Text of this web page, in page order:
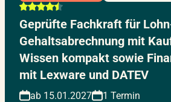
Geprüfte Fachkraft für
Gehaltsabrechnung mit
Wissen kompakt sowie
mit Lexware und DATEV
ab 15.01.2027 1 Termin